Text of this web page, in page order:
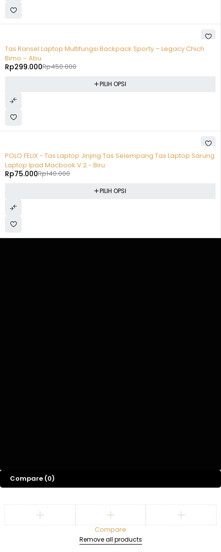
Tas Ransel Laptop Multifungsi Backpack Sporty – Legacy Chich
Bimo – Abu
Rp450.000
Rp299.000
PILIH OPSI
POLO FELIX - Tas Laptop Jinjing Tas Selempang Tas Laptop Sarung
Laptop Ipad Macbook V.2 - Biru
Rp140.000
Rp75.000
PILIH OPSI
Compare (0)
Compare
Remove all products